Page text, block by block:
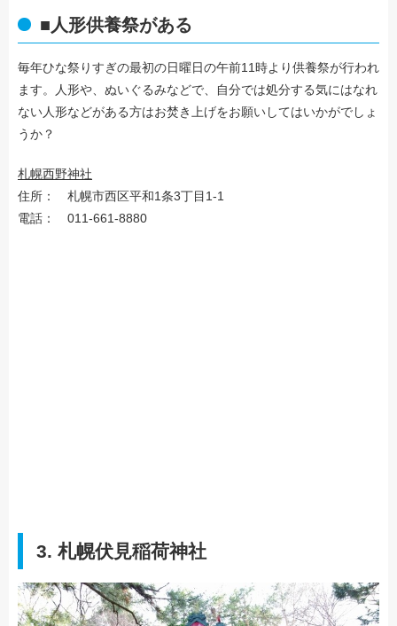
■人形供養祭がある
毎年ひな祭りすぎの最初の日曜日の午前11時より供養祭が行われ
ます。人形や、ぬいぐるみなどで、自分では処分する気にはなれ
ない人形などがある方はお焚き上げをお願いしてはいかがでしょ
うか？
札幌西野神社
住所： 札幌市西区平和1条3丁目1-1
電話： 011-661-8880
3. 札幌伏見稲荷神社